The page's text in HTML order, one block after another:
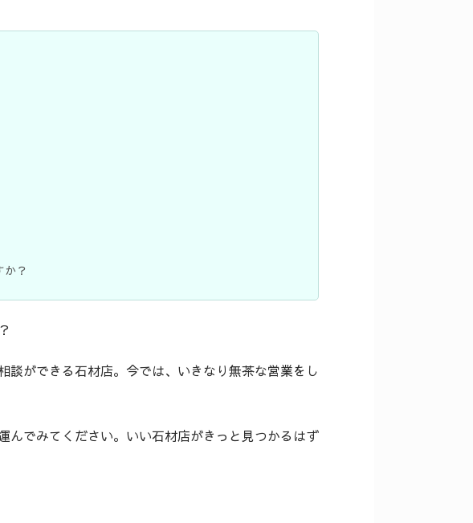
？
ができる石材店。今では、いきなり無茶な営業をし
んでみてください。いい石材店がきっと見つかるはず